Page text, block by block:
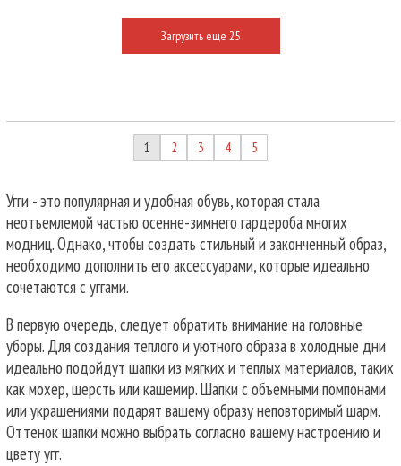
Загрузить еще 25
1 2 3 4 5
Угги - это популярная и удобная обувь, которая стала
неотъемлемой частью осенне-зимнего гардероба многих
модниц. Однако, чтобы создать стильный и законченный образ,
необходимо дополнить его аксессуарами, которые идеально
сочетаются с уггами.
В первую очередь, следует обратить внимание на головные
уборы. Для создания теплого и уютного образа в холодные дни
идеально подойдут шапки из мягких и теплых материалов, таких
как мохер, шерсть или кашемир. Шапки с объемными помпонами
или украшениями подарят вашему образу неповторимый шарм.
Оттенок шапки можно выбрать согласно вашему настроению и
цвету угг.